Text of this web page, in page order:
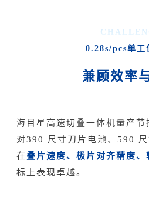
0.28s/pcs单工
兼顾效率
海目星高速切叠一体机量产
对390 尺寸刀片电池、590
在叠片速度、极片对齐精度、
标上表现卓越。